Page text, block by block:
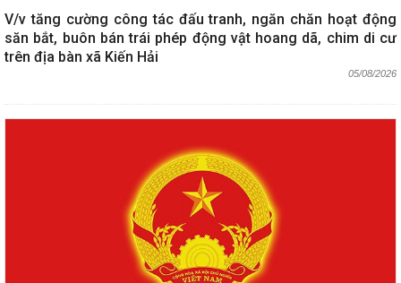
V/v tăng cường công tác đấu tranh, ngăn chăn hoạt động
săn bắt, buôn bán trái phép động vật hoang dã, chim di cư
trên địa bàn xã Kiến Hải
05/08/2026